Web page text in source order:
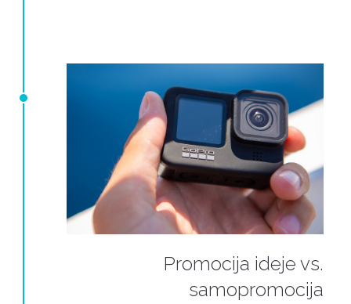
Promocija ideje vs.
samopromocija